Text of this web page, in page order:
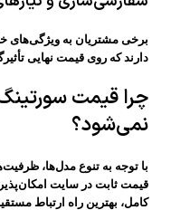
برخی مشتریان به ویژگی‌های
دارند که روی قیمت نهایی
چرا قیمت‌
نمی‌شود؟
با توجه به تنوع مدل‌ها،
قیمت ثابت در سایت
کامل، بهترین راه ارتباط